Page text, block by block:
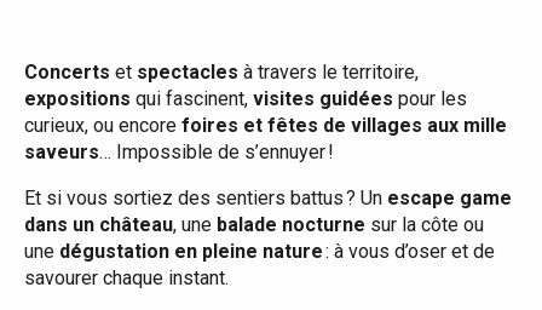
Concerts et spectacles à travers le territoire,
expositions qui fascinent, visites guidées pour les
curieux, ou encore foires et fêtes de villages aux mille
saveurs… Impossible de s’ennuyer !
Et si vous sortiez des sentiers battus ? Un escape game
dans un château, une balade nocturne sur la côte ou
une dégustation en pleine nature: à vous d’oser et de
savourer chaque instant.